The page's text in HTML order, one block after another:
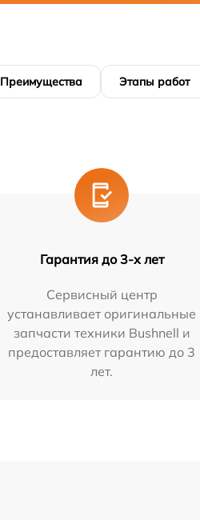
Преимущества Этапы работ
Гарантия до 3-х лет
Сервисный центр
устанавливает оригинальные
запчасти техники Bushnell и
предоставляет гарантию до 3
лет.